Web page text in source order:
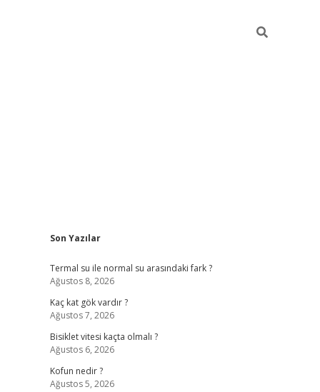
Sidebar
Son Yazılar
Termal su ile normal su arasındaki fark ?
Ağustos 8, 2026
Kaç kat gök vardır ?
Ağustos 7, 2026
Bisiklet vitesi kaçta olmalı ?
Ağustos 6, 2026
Kofun nedir ?
Ağustos 5, 2026